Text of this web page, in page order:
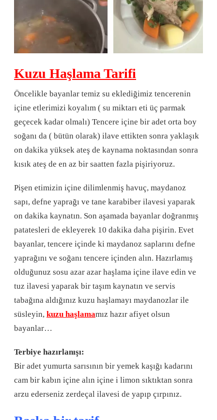
Kuzu Haşlama Tarifi
Öncelikle bayanlar temiz su eklediğimiz tencerenin
içine etlerimizi koyalım ( su miktarı eti üç parmak
geçecek kadar olmalı) Tencere içine bir adet orta boy
soğanı da ( bütün olarak) ilave ettikten sonra yaklaşık
on dakika yüksek ateş de kaynama noktasından sonra
kısık ateş de en az bir saatten fazla pişiriyoruz.
Pişen etimizin içine dilimlenmiş havuç, maydanoz
sapı, defne yaprağı ve tane karabiber ilavesi yaparak
on dakika kaynatın. Son aşamada bayanlar doğranmış
patatesleri de ekleyerek 10 dakika daha pişirin. Evet
bayanlar, tencere içinde ki maydanoz saplarını defne
yaprağını ve soğanı tencere içinden alın. Hazırlamış
olduğunuz sosu azar azar haşlama içine ilave edin ve
tuz ilavesi yaparak bir taşım kaynatın ve servis
tabağına aldığınız kuzu haşlamayı maydanozlar ile
süsleyin, kuzu haşlamamız hazır afiyet olsun
bayanlar…
Terbiye hazırlanışı:
Bir adet yumurta sarısının bir yemek kaşığı kadarını
cam bir kabın içine alın içine i limon sıktıktan sonra
arzu ederseniz zerdeçal ilavesi de yapıp çırpınız.